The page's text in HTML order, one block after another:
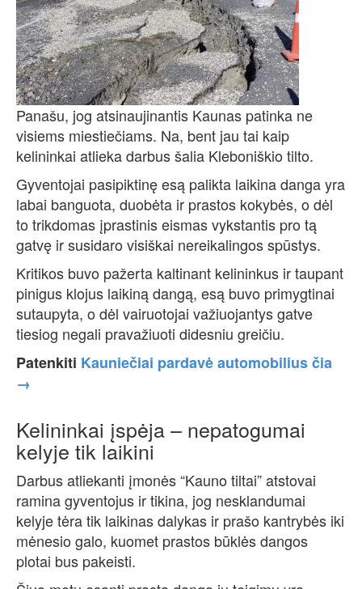
Panašu, jog atsinaujinantis Kaunas patinka ne
visiems miestiečiams. Na, bent jau tai kaip
kelininkai atlieka darbus šalia Kleboniškio tilto.
Gyventojai pasipiktinę esą palikta laikina danga yra
labai banguota, duobėta ir prastos kokybės, o dėl
to trikdomas įprastinis eismas vykstantis pro tą
gatvę ir susidaro visiškai nereikalingos spūstys.
Kritikos buvo pažerta kaltinant kelininkus ir taupant
pinigus klojus laikiną dangą, esą buvo primygtinai
sutaupyta, o dėl vairuotojai važiuojantys gatve
tiesiog negali pravažiuoti didesniu greičiu.
Patenkiti Kauniečiai pardavė automobilius čia
→
Kelininkai įspėja – nepatogumai
kelyje tik laikini
Darbus atliekanti įmonės “Kauno tiltai” atstovai
ramina gyventojus ir tikina, jog nesklandumai
kelyje tėra tik laikinas dalykas ir prašo kantrybės iki
mėnesio galo, kuomet prastos būklės dangos
plotai bus pakeisti.